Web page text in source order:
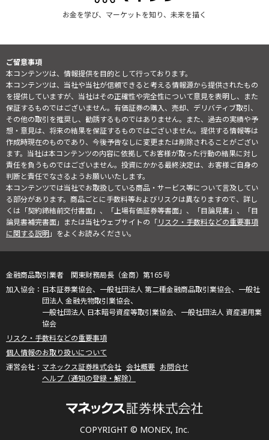
お金を学び、マーケットを知り、未来を描く
ご留意事項
本コンテンツは、情報提供を目的として行っております。
本コンテンツは、当社や当社が信頼できると考える情報源から提供されたもの
を提供していますが、当社はその正確性や完全性について意見を表明し、また
保証するものではございません。有価証券の購入、売却、デリバティブ取引、
その他の取引を推奨し、勧誘するものではありません。また、過去の実績や予
想・意見は、将来の結果を保証するものではございません。提供する情報等は
作成時現在のものであり、今後予告なしに変更または削除されることがござい
ます。当社は本コンテンツの内容に依拠してお客様が取った行動の結果に対し
責任を負うものではございません。投資にかかる最終決定は、お客様ご自身の
判断と責任でなさるようお願いいたします。
本コンテンツでは当社でお取扱している商品・サービス等について言及してい
る部分があります。商品ごとに手数料等およびリスクは異なりますので、詳し
くは「契約締結前交付書面」、「上場有価証券等書面」、「目論見書」、「目
論見書補完書面」または当社ウェブサイトの「リスク・手数料などの重要事項
に関する説明」をよくお読みください。
COPYRIGHT © MONEX, Inc.
金融商品取引業者 関東財務局長（金商）第165号
日本証券業協会、一般社団法人 第二種金融商品取引業協会、一般社
団法人 金融先物取引業協会、
一般社団法人 日本暗号資産等取引業協会、一般社団法人 資産運用業
協会
リスク・手数料などの重要事項
個人情報のお取り扱いについて
マネックス証券株式会社 会社概要 お問合せ
ヘルプ（通知の登録・解除）